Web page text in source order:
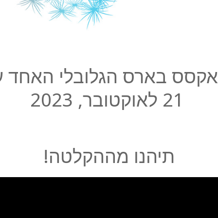
אקסס בארס הגלובלי
21 לאוקטובר, 2023
תיהנו מההקלטה!